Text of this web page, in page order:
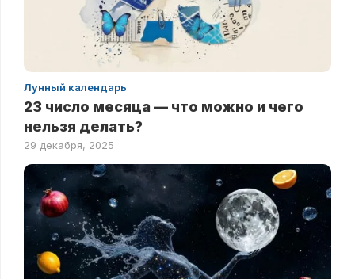
Лунный календарь
23 число месяца — что можно и чего
нельзя делать?
29 декабря, 2025